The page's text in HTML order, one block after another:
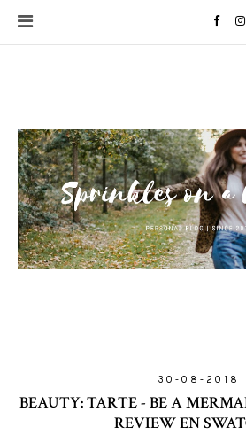
30-08-2018
BEAUTY: TARTE - BE A
REVIEW EN